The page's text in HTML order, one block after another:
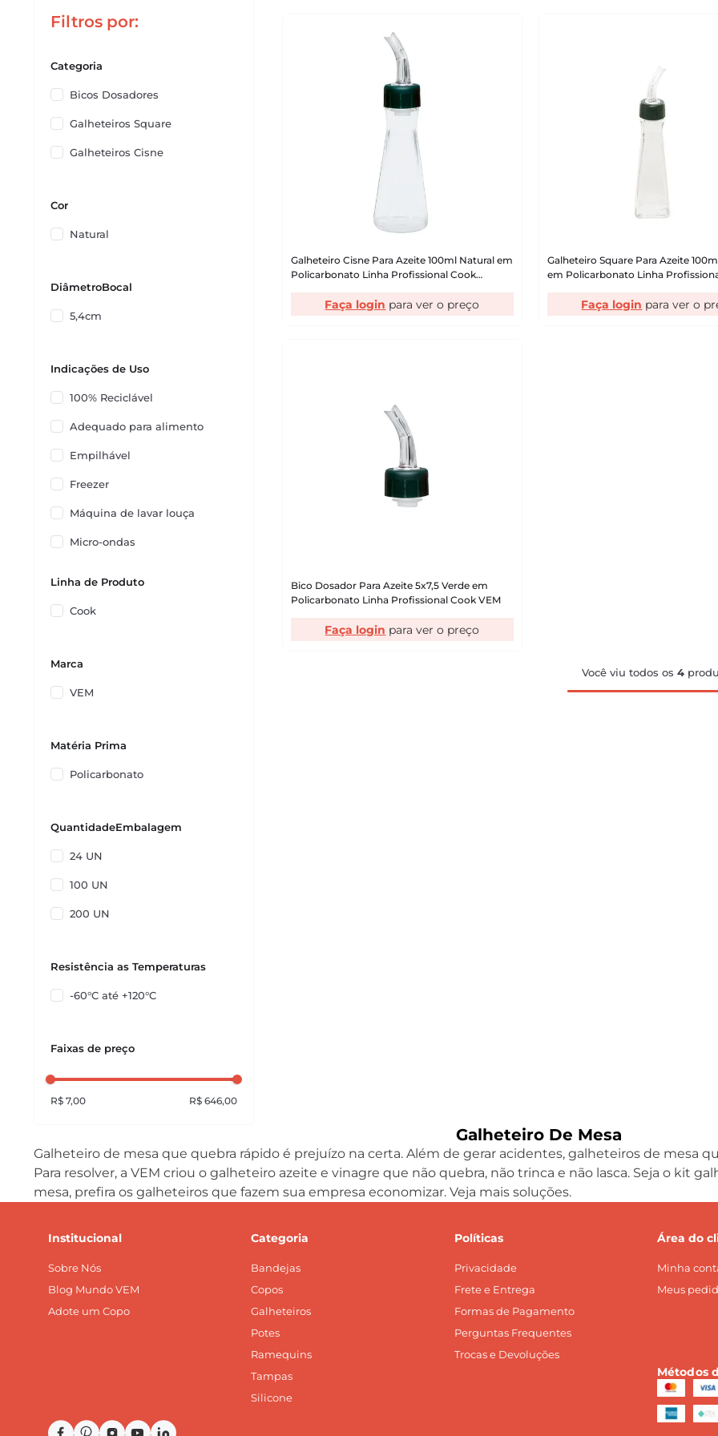
Filtros
Categoria
Bicos Dosadores
Galheteiros Square
Galheteiros Cisne
Cor
Natural
DiâmetroBocal
5,4cm
Indicações de Uso
100% Reciclável
Adequado para alimento
Empilhável
Freezer
Máquina de lavar louça
Micro-ondas
Linha de Produto
Cook
Marca
VEM
Matéria Prima
Policarbonato
QuantidadeEmbalagem
24 UN
100 UN
200 UN
Resistência as Temperaturas
-60°C até +120°C
Faixas de preço
R$ 7,00 R$ 646,00
Galheteiro Cisne Para Azeite 100ml Natural em
Policarbonato Linha Profissional Cook
Faça login
Galheteiro Square Para Azeite
em Policarbonato Linha
Faça login
Bico Dosador Para Azeite 5x7,5 Verde em
Policarbonato Linha Profissional Cook VEM
Faça login
Você viu todos os 4
Galheteiro De Mesa
Galheteiro de mesa que quebra rápido é prejuízo na certa. Além de gerar acidentes, galheteiros de mesa
Para resolver, a VEM criou o galheteiro azeite e vinagre que não quebra, não trinca e não lasca. Seja o kit
mesa, prefira os galheteiros que fazem sua empresa economizar. Veja mais soluções.
Institucional
Sobre Nós
Blog Mundo VEM
Adote um Copo
Categoria
Bandejas
Copos
Galheteiros
Potes
Ramequins
Tampas
Silicone
Políticas
Privacidade
Frete e Entrega
Formas de Pagamento
Perguntas Frequentes
Trocas e Devoluções
Área do
Minha
Meus
Métodos